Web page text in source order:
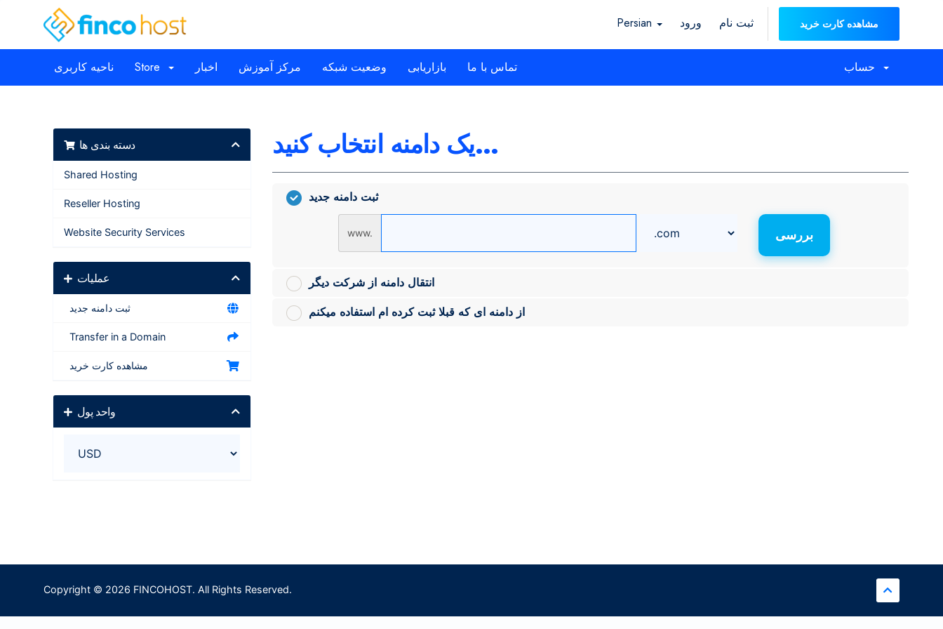
Persian ورود ثبت نام مشاهده کارت خرید
ناحیه کاربری Store اخبار مرکز آموزش وضعیت شبکه بازاریابی تماس با ما
دسته بندی ها
Shared Hosting
Reseller Hosting
Website Security Services
عملیات
ثبت دامنه جدید
Transfer in a Domain
مشاهده کارت خرید
واحد پول
یک دامنه انتخاب کنید...
ثبت دامنه جدید
www. بررسی
انتقال دامنه از شرکت دیگر
از دامنه ای که قبلا ثبت کرده ام استفاده میکنم
Copyright © 2026 FINCOHOST. All Rights Reserved.